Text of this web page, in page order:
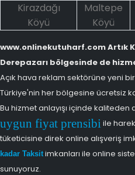
Kirazdağı
Köyü
Maltepe
Köyü
www.onlinekutuharf.com Artık
Derepazarı bölgesinde de
Açık hava reklam sektörüne yeni
Türkiye'nin her bölgesine ücretsiz
Bu hizmet anlayışı içinde
uygun fiyat prensibi ile
tüketicisine direk online alışveriş
kadar Taksitimkanları ile online
sunuyoruz.